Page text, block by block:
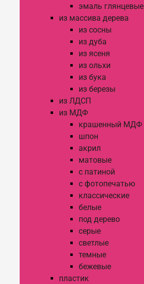
эмаль глянцевые
из массива дерева
из сосны
из дуба
из ясеня
из ольхи
из бука
из березы
из ЛДСП
из МДФ
крашенный МДФ
шпон
акрил
матовые
с патиной
с фотопечатью
классические
белые
под дерево
серые
светлые
темные
бежевые
пластик